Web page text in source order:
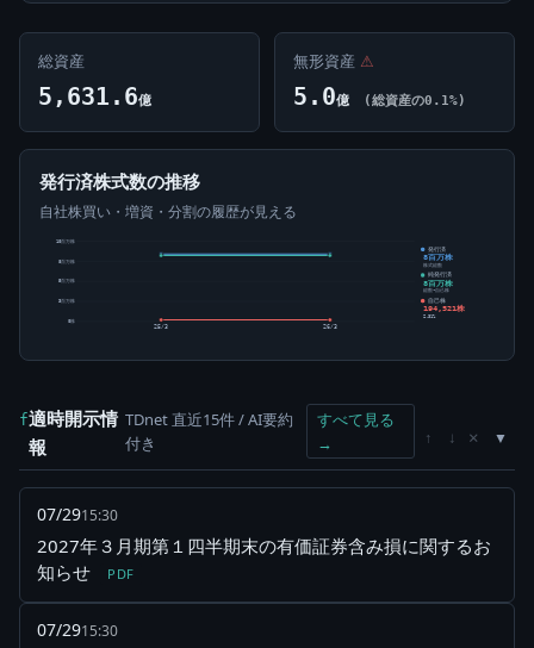
総資産
5,631.6億
無形資産 ⚠
5.0億 (総資産の0.1%)
発行済株式数の推移
自社株買い・増資・分割の履歴が見える
0株
3百万株
5百万株
8百万株
10百万株
25/3 26/3
発行済
8百万株
株式総数
純発行済
8百万株
総数-自己株
自己株
194,521株
2.31%
f適時開示情
報
TDnet 直近15件 / AI要約
付き
すべて見る
→
↑ ↓ ×
07/2915:30
2027年３月期第１四半期末の有価証券含み損に関するお
知らせ
PDF
07/2915:30